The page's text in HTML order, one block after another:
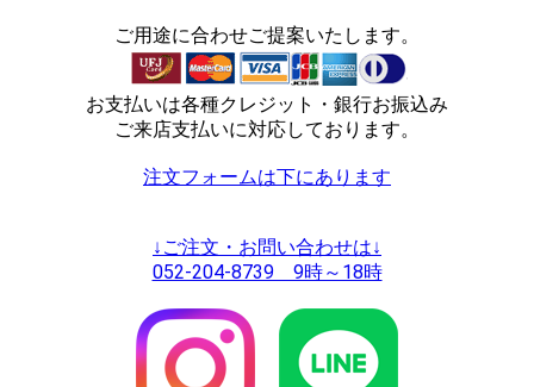
ご用途に合わせご提案いたします。
お支払いは各種クレジット・銀行お振込み
ご来店支払いに対応しております。
注文フォームは下にあります
↓ご注文・お問い合わせは↓
052-204-8739 9時～18時